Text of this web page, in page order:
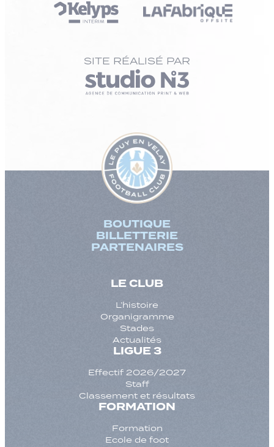
SITE RÉALISÉ PAR
BOUTIQUE
BILLETTERIE
PARTENAIRES
LE CLUB
L’histoire
Organigramme
Stades
Actualités
LIGUE 3
Effectif 2026/2027
Staff
Classement et résultats
FORMATION
Formation
Ecole de foot